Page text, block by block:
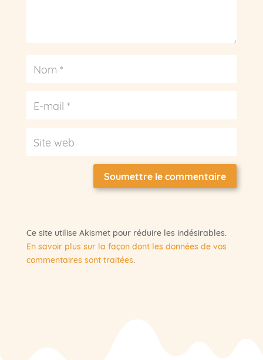
Soumettre le commentaire
Ce site utilise Akismet pour réduire les indésirables.
En savoir plus sur la façon dont les données de vos
commentaires sont traitées.